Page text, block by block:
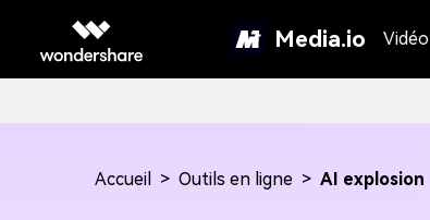
Media.io Vidéo
Accueil > Outils en ligne > AI explosion